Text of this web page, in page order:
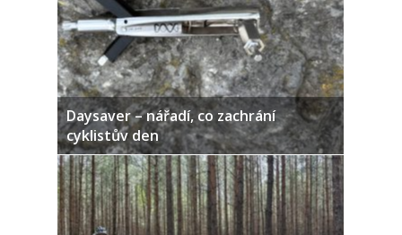
Daysaver – nářadí, co zachrání
cyklistův den